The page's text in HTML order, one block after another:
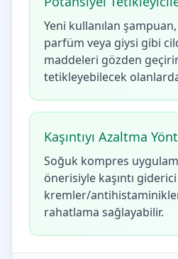
Yeni kullanılan
parfüm veya giysi gibi
maddeleri gözden geçirin
tetikleyebilecek
Kaşıntıyı Azaltma
Soğuk kompres
önerisiyle kaşıntı giderici
kremler/
rahatlama sağlayabilir.